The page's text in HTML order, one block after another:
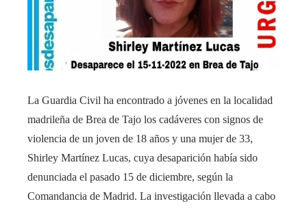
La Guardia Civil ha encontrado a jóvenes en la localidad
madrileña de Brea de Tajo los cadáveres con signos de
violencia de un joven de 18 años y una mujer de 33,
Shirley Martínez Lucas, cuya desaparición había sido
denunciada el pasado 15 de diciembre, según la
Comandancia de Madrid. La investigación llevada a cabo